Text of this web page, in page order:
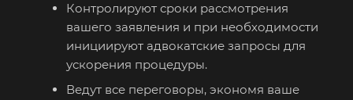
Контролируют сроки рассмотрения
вашего заявления и при необходимости
инициируют адвокатские запросы для
ускорения процедуры.
Ведут все переговоры, экономя ваше